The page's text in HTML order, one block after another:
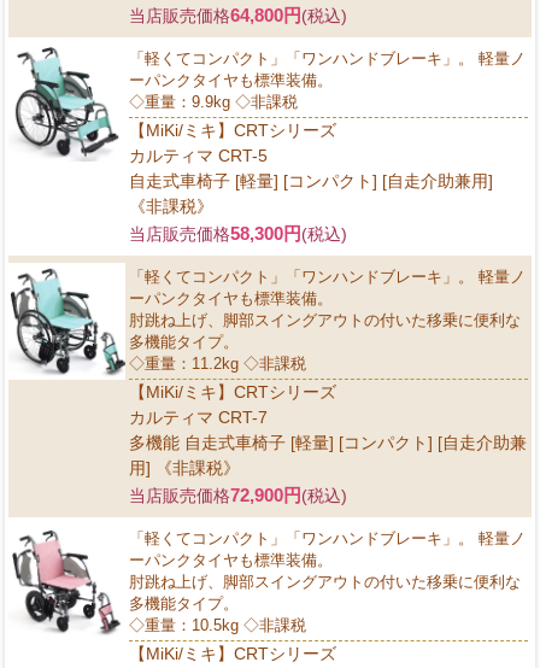
当店販売価格64,800円(税込)
「軽くてコンパクト」「ワンハンドブレーキ」。 軽量ノ
ーパンクタイヤも標準装備。
◇重量：9.9kg ◇非課税
【MiKi/ミキ】CRTシリーズ
カルティマ CRT-5
自走式車椅子 [軽量] [コンパクト] [自走介助兼用]
《非課税》
当店販売価格58,300円(税込)
「軽くてコンパクト」「ワンハンドブレーキ」。 軽量ノ
ーパンクタイヤも標準装備。
肘跳ね上げ、脚部スイングアウトの付いた移乗に便利な
多機能タイプ。
◇重量：11.2kg ◇非課税
【MiKi/ミキ】CRTシリーズ
カルティマ CRT-7
多機能 自走式車椅子 [軽量] [コンパクト] [自走介助兼
用] 《非課税》
当店販売価格72,900円(税込)
「軽くてコンパクト」「ワンハンドブレーキ」。 軽量ノ
ーパンクタイヤも標準装備。
肘跳ね上げ、脚部スイングアウトの付いた移乗に便利な
多機能タイプ。
◇重量：10.5kg ◇非課税
【MiKi/ミキ】CRTシリーズ